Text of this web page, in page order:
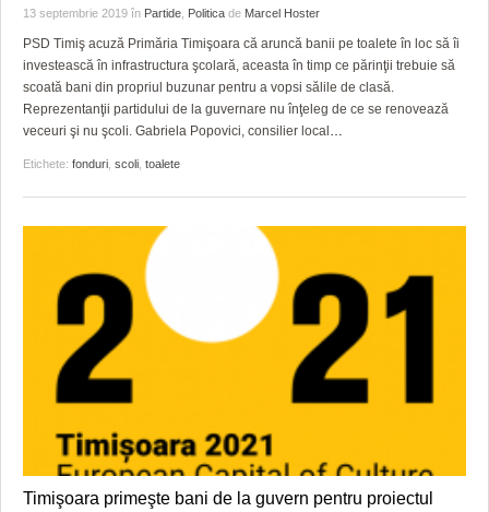
13 septembrie 2019 în Partide Politica de Marcel Hoster
PSD Timiş acuză Primăria Timişoara că aruncă banii pe toalete în loc să îi
investească în infrastructura şcolară, aceasta în timp ce părinţii trebuie să
scoată bani din propriul buzunar pentru a vopsi sălile de clasă.
Reprezentanţii partidului de la guvernare nu înţeleg de ce se renovează
veceuri şi nu şcoli. Gabriela Popovici, consilier local
Etichete: fonduri scoli toalete
Timişoara primeşte bani de la guvern pentru proiectul